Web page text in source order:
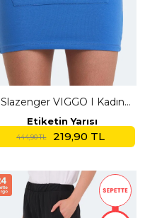
Slazenger VIGGO I Kadın
Açık Mavi Etek
Etiketin Yarısı
444,90 TL 219,90 TL